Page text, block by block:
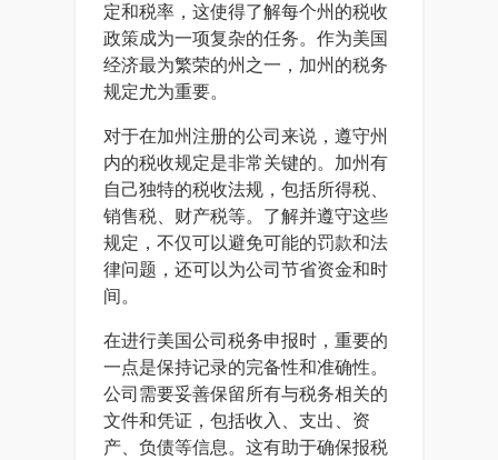
定和税率，这使得了解每个州的税收
政策成为一项复杂的任务。作为美国
经济最为繁荣的州之一，加州的税务
规定尤为重要。
对于在加州注册的公司来说，遵守州
内的税收规定是非常关键的。加州有
自己独特的税收法规，包括所得税、
销售税、财产税等。了解并遵守这些
规定，不仅可以避免可能的罚款和法
律问题，还可以为公司节省资金和时
间。
在进行美国公司税务申报时，重要的
一点是保持记录的完备性和准确性。
公司需要妥善保留所有与税务相关的
文件和凭证，包括收入、支出、资
产、负债等信息。这有助于确保报税